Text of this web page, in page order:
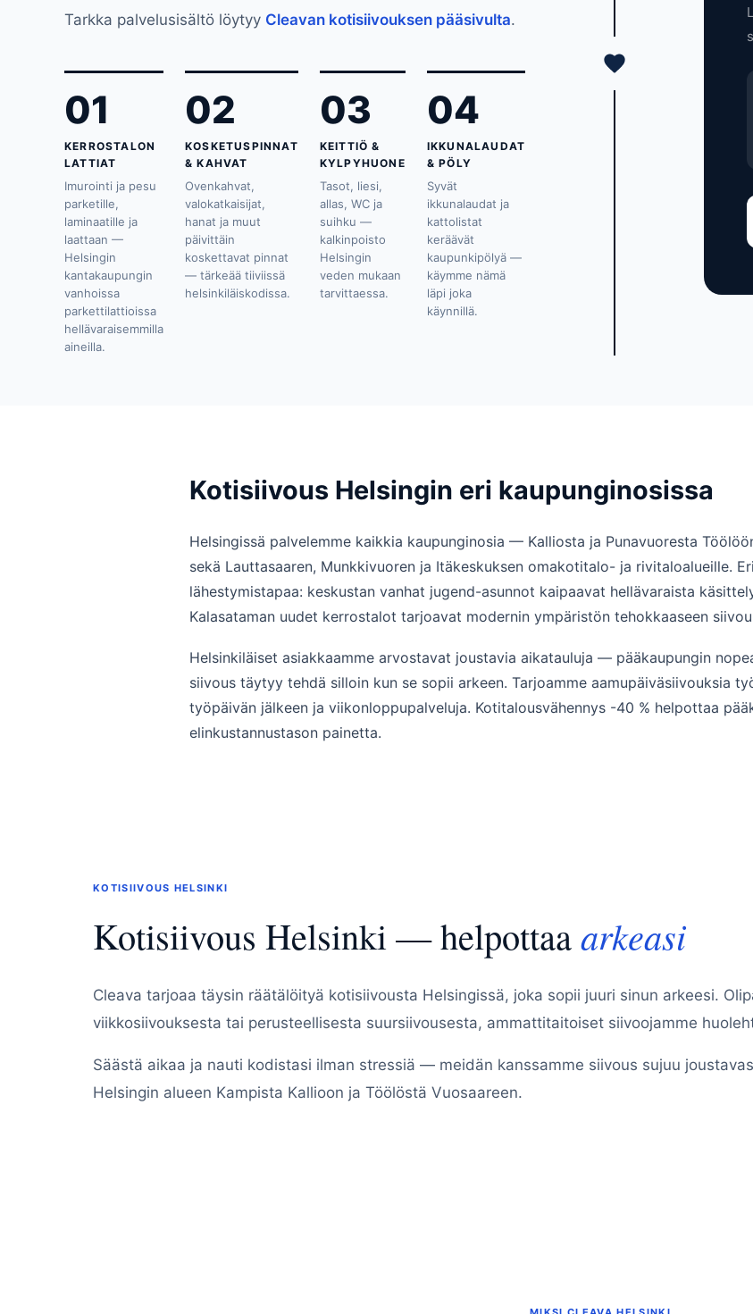
Tarkka palvelusisältö löytyy Cleavan kotisiivouksen pääsivulta.
01
KERROSTALON
LATTIAT
Imurointi ja pesu
parketille,
laminaatille ja
laattaan —
Helsingin
kantakaupungin
vanhoissa
parkettilattioissa
hellävaraisemmilla
aineilla.
02
KOSKETUSPINNAT
& KAHVAT
Ovenkahvat,
valokatkaisijat,
hanat ja muut
päivittäin
koskettavat pinnat
— tärkeää tiiviissä
helsinkiläiskodissa.
03
KEITTIÖ &
KYLPYHUONE
Tasot, liesi,
allas, WC ja
suihku —
kalkinpoisto
Helsingin
veden mukaan
tarvittaessa.
04
IKKUNALAUDAT
& PÖLY
Syvät
ikkunalaudat ja
kattolistat
keräävät
kaupunkipölyä —
käymme nämä
läpi joka
käynnillä.
Kotisiivous Helsingin eri kaupunginosissa
Helsingissä palvelemme kaikkia kaupunginosia — Kalliosta ja Punavuoresta
sekä Lauttasaaren, Munkkivuoren ja Itäkeskuksen omakotitalo- ja rivitaloalueille.
lähestymistapaa: keskustan vanhat jugend-asunnot kaipaavat hellävaraista
Kalasataman uudet kerrostalot tarjoavat modernin ympäristön tehokkaaseen
Helsinkiläiset asiakkaamme arvostavat joustavia aikatauluja — pääkaupungin
siivous täytyy tehdä silloin kun se sopii arkeen. Tarjoamme aamupäiväsiivouksia
työpäivän jälkeen ja viikonloppupalveluja. Kotitalousvähennys -40 % helpottaa
elinkustannustason painetta.
KOTISIIVOUS HELSINKI
Kotisiivous Helsinki — helpottaaarkeasi
Cleava tarjoaa täysin räätälöityä kotisiivousta Helsingissä, joka sopii juuri sinun arkeesi.
viikkosiivouksesta tai perusteellisesta suursiivousesta, ammattitaitoiset siivoojamme
Säästä aikaa ja nauti kodistasi ilman stressiä — meidän kanssamme siivous sujuu
Helsingin alueen Kampista Kallioon ja Töölöstä Vuosaareen.